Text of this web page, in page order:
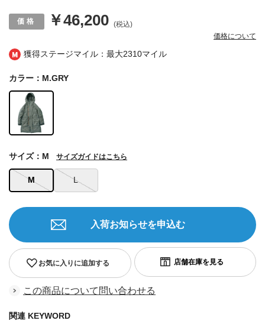
獲得ステージマイル：最大2310マイル
￥46,200 (税込)
価格について
カラー：M.GRY
M L
サイズ：M サイズガイドはこちら
お気に入りに追加する
入荷お知らせを申込む
この商品について問い合わせる
関連 KEYWORD